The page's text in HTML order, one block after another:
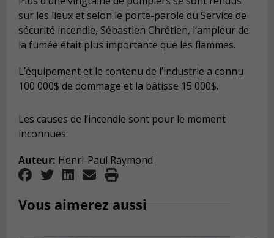
sur les lieux et selon le porte-parole du Service de
sécurité incendie, Sébastien Chrétien, l’ampleur de
la fumée était plus importante que les flammes.
L’équipement et le contenu de l’industrie a connu
100 000$ de dommage et la bâtisse 15 000$.
Les causes de l’incendie sont pour le moment
inconnues.
Auteur: Henri-Paul Raymond
Vous aimerez aussi